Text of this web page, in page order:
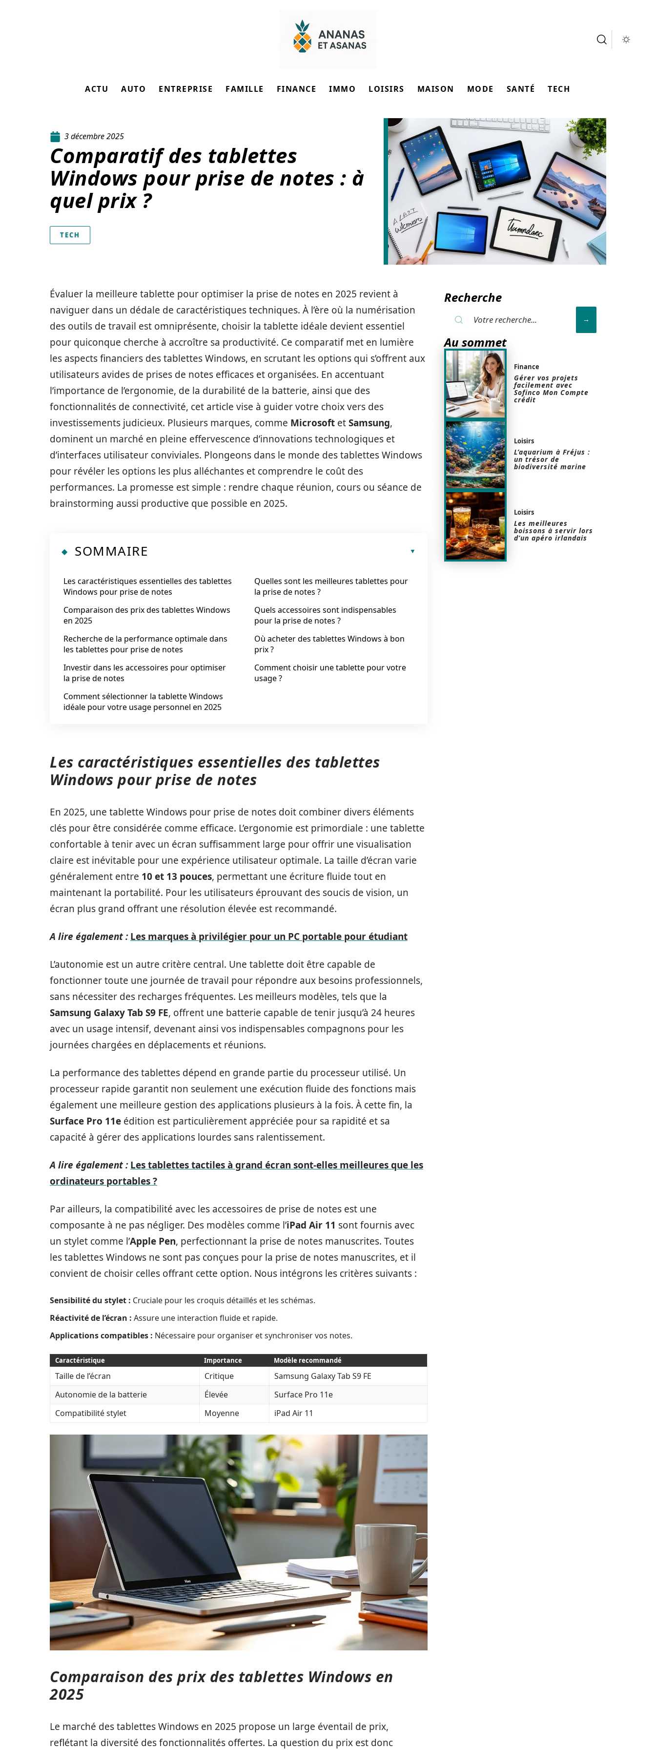
ACTU AUTO ENTREPRISE FAMILLE FINANCE IMMO LOISIRS MAISON MODE SANTÉ TECH
3 décembre 2025
Comparatif des tablettes
Windows pour prise de notes : à
quel prix ?
TECH
Évaluer la meilleure tablette pour optimiser la prise de notes en 2025 revient à
naviguer dans un dédale de caractéristiques techniques. À l’ère où la numérisation
des outils de travail est omniprésente, choisir la tablette idéale devient essentiel
pour quiconque cherche à accroître sa productivité. Ce comparatif met en lumière
les aspects financiers des tablettes Windows, en scrutant les options qui s’offrent aux
utilisateurs avides de prises de notes efficaces et organisées. En accentuant
l’importance de l’ergonomie, de la durabilité de la batterie, ainsi que des
fonctionnalités de connectivité, cet article vise à guider votre choix vers des
investissements judicieux. Plusieurs marques, comme Microsoft etSamsung,
dominent un marché en pleine effervescence d’innovations technologiques et
d’interfaces utilisateur conviviales. Plongeons dans le monde des tablettes Windows
pour révéler les options les plus alléchantes et comprendre le coût des
performances. La promesse est simple : rendre chaque réunion, cours ou séance de
brainstorming aussi productive que possible en 2025.
SOMMAIRE
Les caractéristiques essentielles des tablettes
Windows pour prise de notes
Comparaison des prix des tablettes Windows
en 2025
Recherche de la performance optimale dans
les tablettes pour prise de notes
Investir dans les accessoires pour optimiser
la prise de notes
Comment sélectionner la tablette Windows
idéale pour votre usage personnel en 2025
Quelles sont les meilleures tablettes pour
la prise de notes ?
Quels accessoires sont indispensables
pour la prise de notes ?
Où acheter des tablettes Windows à bon
prix ?
Comment choisir une tablette pour votre
usage ?
Les caractéristiques essentielles des tablettes
Windows pour prise de notes
En 2025, une tablette Windows pour prise de notes doit combiner divers éléments
clés pour être considérée comme efficace. L’ergonomie est primordiale : une tablette
confortable à tenir avec un écran suffisamment large pour offrir une visualisation
claire est inévitable pour une expérience utilisateur optimale. La taille d’écran varie
généralement entre 10 et 13 pouces, permettant une écriture fluide tout en
maintenant la portabilité. Pour les utilisateurs éprouvant des soucis de vision, un
écran plus grand offrant une résolution élevée est recommandé.
A lire également : Les marques à privilégier pour un PC portable pour étudiant
L’autonomie est un autre critère central. Une tablette doit être capable de
fonctionner toute une journée de travail pour répondre aux besoins professionnels,
sans nécessiter des recharges fréquentes. Les meilleurs modèles, tels que la
Samsung Galaxy Tab S9 FE, offrent une batterie capable de tenir jusqu’à 24 heures
avec un usage intensif, devenant ainsi vos indispensables compagnons pour les
journées chargées en déplacements et réunions.
La performance des tablettes dépend en grande partie du processeur utilisé. Un
processeur rapide garantit non seulement une exécution fluide des fonctions mais
également une meilleure gestion des applications plusieurs à la fois. À cette fin, la
Surface Pro 11e édition est particulièrement appréciée pour sa rapidité et sa
capacité à gérer des applications lourdes sans ralentissement.
A lire également : Les tablettes tactiles à grand écran sont-elles meilleures que les
ordinateurs portables ?
Par ailleurs, la compatibilité avec les accessoires de prise de notes est une
composante à ne pas négliger. Des modèles comme l’iPad Air 11 sont fournis avec
un stylet comme l’Apple Pen, perfectionnant la prise de notes manuscrites. Toutes
les tablettes Windows ne sont pas conçues pour la prise de notes manuscrites, et il
convient de choisir celles offrant cette option. Nous intégrons les critères suivants :
Sensibilité du stylet : Cruciale pour les croquis détaillés et les schémas.
Réactivité de l’écran : Assure une interaction fluide et rapide.
Applications compatibles : Nécessaire pour organiser et synchroniser vos notes.
Caractéristique Importance Modèle recommandé
Taille de l’écran Critique
Samsung Galaxy Tab S9 FE
Autonomie de la batterie
Élevée
Surface Pro 11e
Compatibilité stylet
Moyenne iPad Air 11
Comparaison des prix des tablettes Windows en
2025
Le marché des tablettes Windows en 2025 propose un large éventail de prix,
reflétant la diversité des fonctionnalités offertes. La question du prix est donc
Recherche
Au sommet
Finance
Gérer vos projets
facilement avec
Sofinco Mon Compte
crédit
Loisirs
L’aquarium à Fréjus :
un trésor de
biodiversité marine
Loisirs
Les meilleures
boissons à servir lors
d’un apéro irlandais